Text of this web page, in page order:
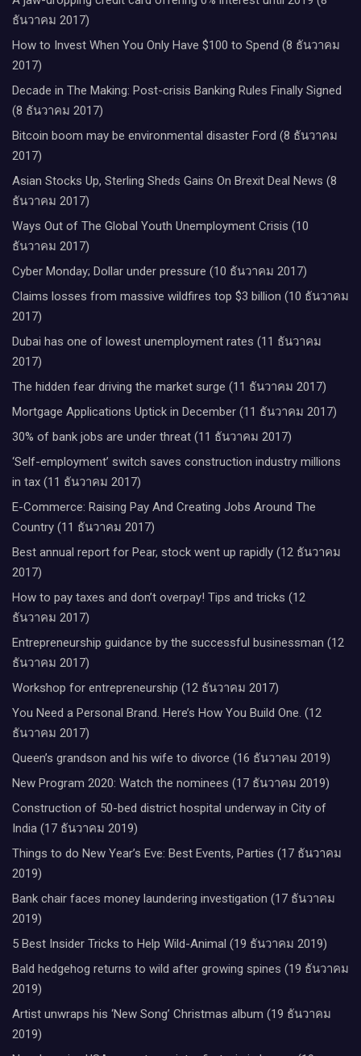
ธันวาคม 2017)
How to Invest When You Only Have $100 to Spend (8 ธันวาคม
2017)
Decade in The Making: Post-crisis Banking Rules Finally Signed
(8 ธันวาคม 2017)
Bitcoin boom may be environmental disaster Ford (8 ธันวาคม
2017)
Asian Stocks Up, Sterling Sheds Gains On Brexit Deal News (8
ธันวาคม 2017)
Ways Out of The Global Youth Unemployment Crisis (10
ธันวาคม 2017)
Cyber Monday; Dollar under pressure (10 ธันวาคม 2017)
Claims losses from massive wildfires top $3 billion (10 ธันวาคม
2017)
Dubai has one of lowest unemployment rates (11 ธันวาคม
2017)
The hidden fear driving the market surge (11 ธันวาคม 2017)
Mortgage Applications Uptick in December (11 ธันวาคม 2017)
30% of bank jobs are under threat (11 ธันวาคม 2017)
‘Self-employment’ switch saves construction industry millions
in tax (11 ธันวาคม 2017)
E-Commerce: Raising Pay And Creating Jobs Around The
Country (11 ธันวาคม 2017)
Best annual report for Pear, stock went up rapidly (12 ธันวาคม
2017)
How to pay taxes and don’t overpay! Tips and tricks (12
ธันวาคม 2017)
Entrepreneurship guidance by the successful businessman (12
ธันวาคม 2017)
Workshop for entrepreneurship (12 ธันวาคม 2017)
You Need a Personal Brand. Here’s How You Build One. (12
ธันวาคม 2017)
Queen’s grandson and his wife to divorce (16 ธันวาคม 2019)
New Program 2020: Watch the nominees (17 ธันวาคม 2019)
Construction of 50-bed district hospital underway in City of
India (17 ธันวาคม 2019)
Things to do New Year’s Eve: Best Events, Parties (17 ธันวาคม
2019)
Bank chair faces money laundering investigation (17 ธันวาคม
2019)
5 Best Insider Tricks to Help Wild-Animal (19 ธันวาคม 2019)
Bald hedgehog returns to wild after growing spines (19 ธันวาคม
2019)
Artist unwraps his ‘New Song’ Christmas album (19 ธันวาคม
2019)